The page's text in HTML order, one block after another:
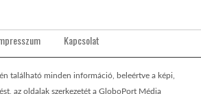
Kapcsolat
található minden információ, beleértve a képi,
az oldalak szerkezetét a GloboPort Média